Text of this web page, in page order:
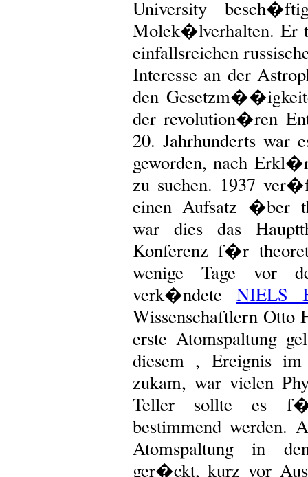
University
Molek�lverhalten. Er
einfallsreichen
Interesse an der
den
der revolution�ren
20. Jahrhunderts war
geworden, nach
zu suchen. 1937
einen Aufsatz �ber
war dies das
Konferenz f�r
wenige Tage vor
verk�ndete NIELS
Wissenschaftlern
erste Atomspaltung
diesem , Ereignis im
zukam, war vielen
Teller sollte es
bestimmend werden.
Atomspaltung in
ger�ckt, kurz vor